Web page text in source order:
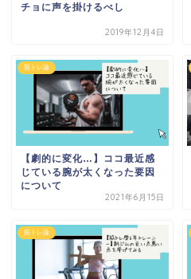
チョに声を掛けるべし
2019年12月4日
筋トレ論
【劇的に変化…】ココ最近感
じている腕が太くなった要因
について
2021年6月15日
筋トレ論